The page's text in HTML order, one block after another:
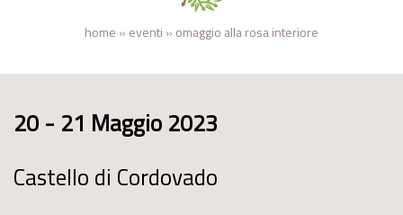
home » eventi » omaggio alla rosa interiore
20 - 21 Maggio 2023
Castello di Cordovado